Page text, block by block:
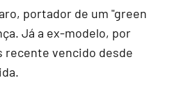
portador de um "green
Já a ex-modelo, por
recente vencido desde